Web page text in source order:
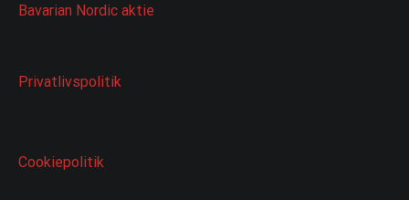
Bavarian Nordic aktie
Privatlivspolitik
Cookiepolitik